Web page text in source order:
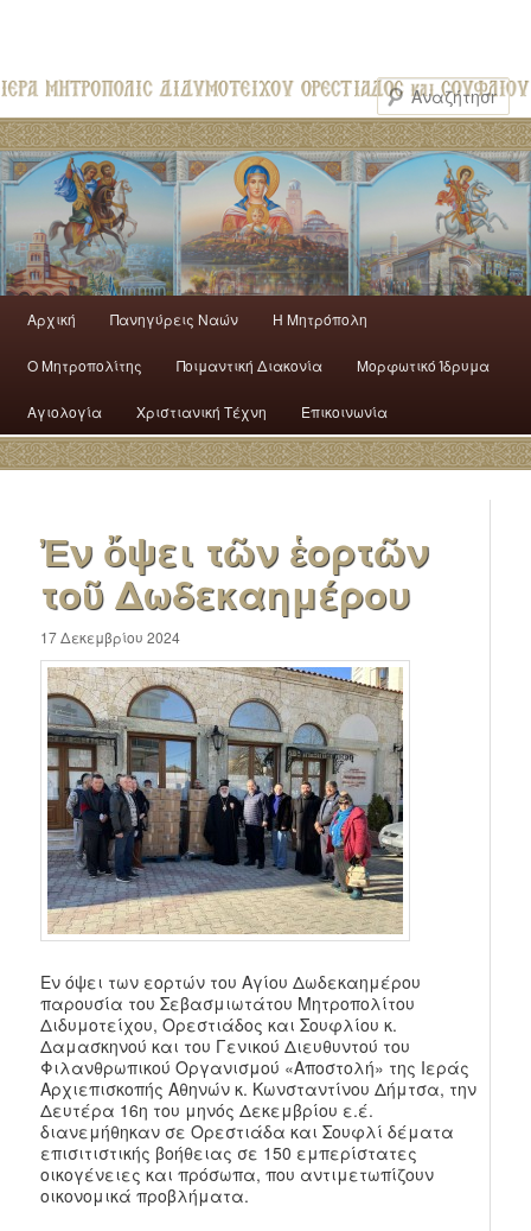
Αρχική Πανηγύρεις Ναών H Mητρόπολη
Ο Mητροπολίτης Ποιμαντική Διακονία Μορφωτικό Ίδρυμα
Αγιολογία Χριστιανική Τέχνη Επικοινωνία
Ἐν ὄψει τῶν ἑορτῶν
τοῦ Δωδεκαημέρου
17 Δεκεμβρίου 2024
Εν όψει των εορτών του Αγίου Δωδεκαημέρου
παρουσία του Σεβασμιωτάτου Μητροπολίτου
Διδυμοτείχου, Ορεστιάδος και Σουφλίου κ.
Δαμασκηνού και του Γενικού Διευθυντού του
Φιλανθρωπικού Οργανισμού «Αποστολή» της Ιεράς
Αρχιεπισκοπής Αθηνών κ. Κωνσταντίνου Δήμτσα, την
Δευτέρα 16η του μηνός Δεκεμβρίου ε.έ.
διανεμήθηκαν σε Ορεστιάδα και Σουφλί δέματα
επισιτιστικής βοήθειας σε 150 εμπερίστατες
οικογένειες και πρόσωπα, που αντιμετωπίζουν
οικονομικά προβλήματα.